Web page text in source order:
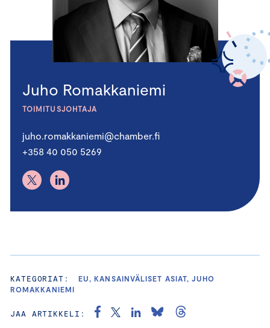
Juho Romakkaniemi
TOIMITUSJOHTAJA
juho.romakkaniemi@chamber.fi
+358 40 050 5269
KATEGORIAT:
EU, KANSAINVÄLISET ASIAT, JUHO
ROMAKKANIEMI
JAA ARTIKKELI: